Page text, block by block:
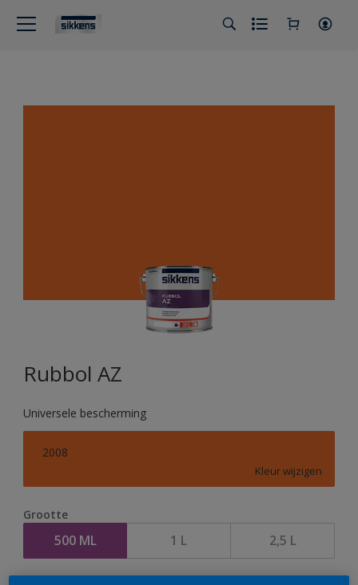
Rubbol AZ
Universele bescherming
2008
Kleur wijzigen
Grootte
500 ML 1 L 2,5 L